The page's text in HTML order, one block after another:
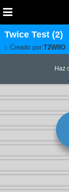
Twice Test (2)
Creado por:T2W8O
Haz